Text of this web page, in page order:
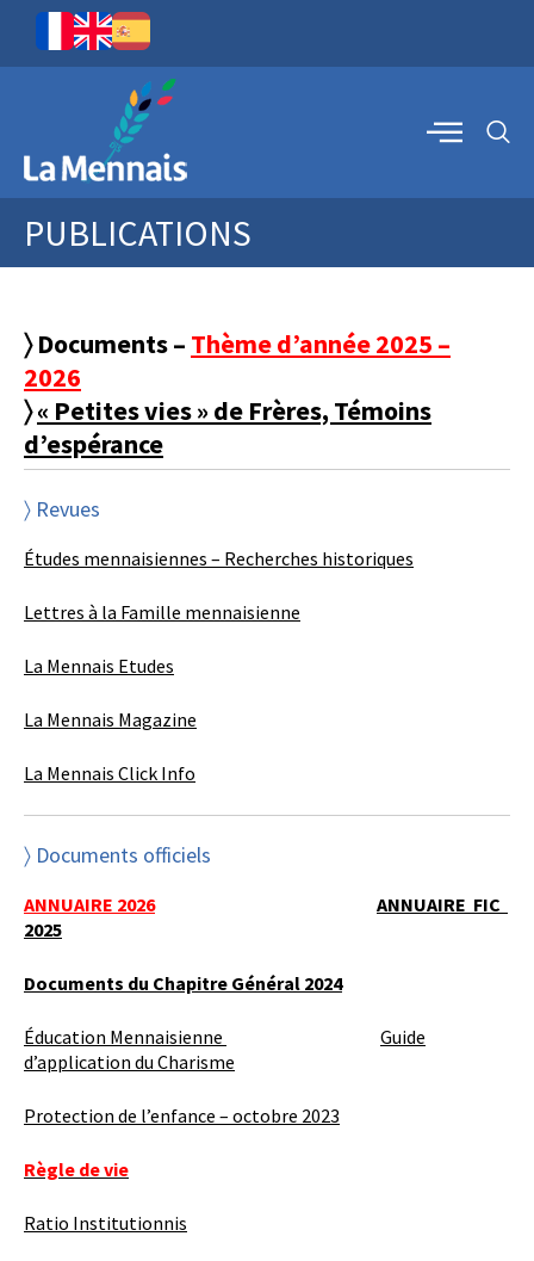
PUBLICATIONS
〉 Documents – Thème d’année 2025 –
2026
〉« Petites vies » de Frères, Témoins
d’espérance
〉 Revues
Études mennaisiennes – Recherches historiques
Lettres à la Famille mennaisienne
La Mennais Etudes
La Mennais Magazine
La Mennais Click Info
〉 Documents officiels
ANNUAIRE 2026
ANNUAIRE FIC
2025
Documents du Chapitre Général 2024
Éducation Mennaisienne
Guide
d’application du Charisme
Protection de l’enfance – octobre 2023
Règle de vie
Ratio Institutionnis